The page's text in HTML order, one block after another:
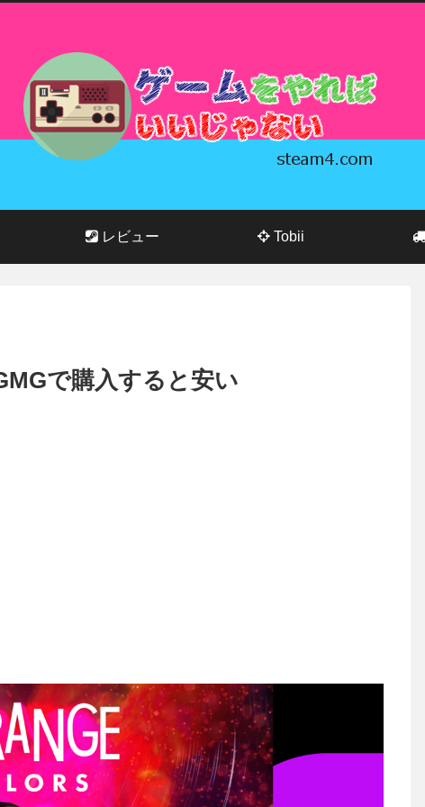
レビュー Tobii
で購入すると安い